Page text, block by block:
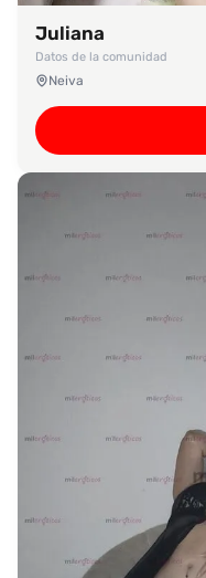
Juliana
Datos de la comunidad
Neiva